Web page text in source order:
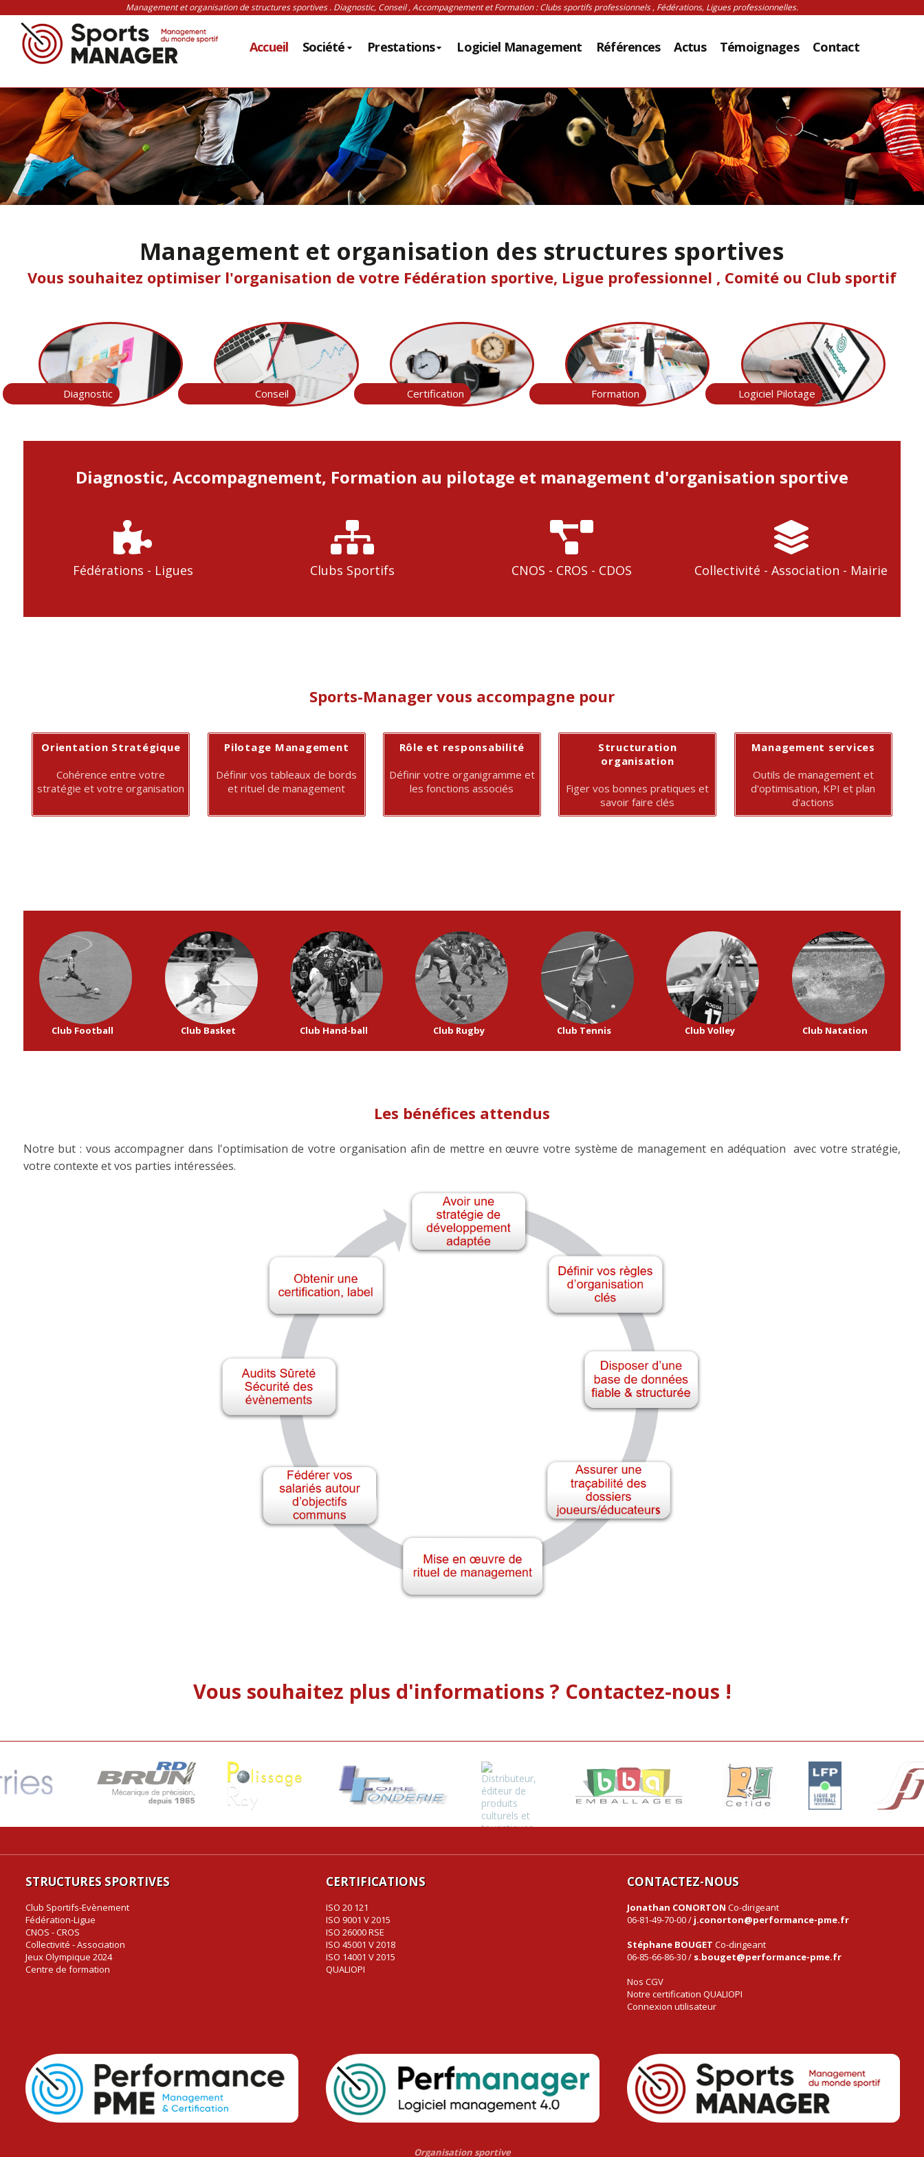
Management et organisation de structures sportives . Diagnostic, Conseil , Accompagnement et Formation : Clubs sportifs professionnels , Fédérations, Ligues professionnelles.
Accueil Société Prestations Logiciel Management Références Actus Témoignages Contact
Management et organisation des structures sportives
Vous souhaitez optimiser l'organisation de votre Fédération sportive, Ligue professionnel , Comité ou Club sportif
Diagnostic Conseil Certification Formation Logiciel Pilotage
Diagnostic, Accompagnement, Formation au pilotage et management d'organisation sportive
Fédérations - Ligues Clubs Sportifs CNOS - CROS - CDOS Collectivité - Association - Mairie
Sports-Manager vous accompagne pour
Orientation Stratégique
Cohérence entre votre
stratégie et votre organisation
Pilotage Management
Définir vos tableaux de bords
et rituel de management
Rôle et responsabilité
Définir votre organigramme et
les fonctions associés
Structuration
organisation
Figer vos bonnes pratiques et
savoir faire clés
Management services
Outils de management et
d'optimisation, KPI et plan
d'actions
Club Football Club Basket Club Hand-ball Club Rugby Club Tennis Club Volley Club Natation
Les bénéfices attendus
Notre but : vous accompagner dans l'optimisation de votre organisation afin de mettre en œuvre votre système de management en adéquation avec votre stratégie,
votre contexte et vos parties intéressées.
Vous souhaitez plus d'informations ? Contactez-nous !
STRUCTURES SPORTIVES
Club Sportifs-Evènement
Fédération-Ligue
CNOS - CROS
Collectivité - Association
Jeux Olympique 2024
Centre de formation
CERTIFICATIONS
ISO 20 121
ISO 9001 V 2015
ISO 26000 RSE
ISO 45001 V 2018
ISO 14001 V 2015
QUALIOPI
CONTACTEZ-NOUS
Jonathan CONORTON Co-dirigeant
06-81-49-70-00 / j.conorton@performance-pme.fr
Stéphane BOUGET Co-dirigeant
06-85-66-86-30 / s.bouget@performance-pme.fr
Nos CGV
Notre certification QUALIOPI
Connexion utilisateur
Organisation sportive